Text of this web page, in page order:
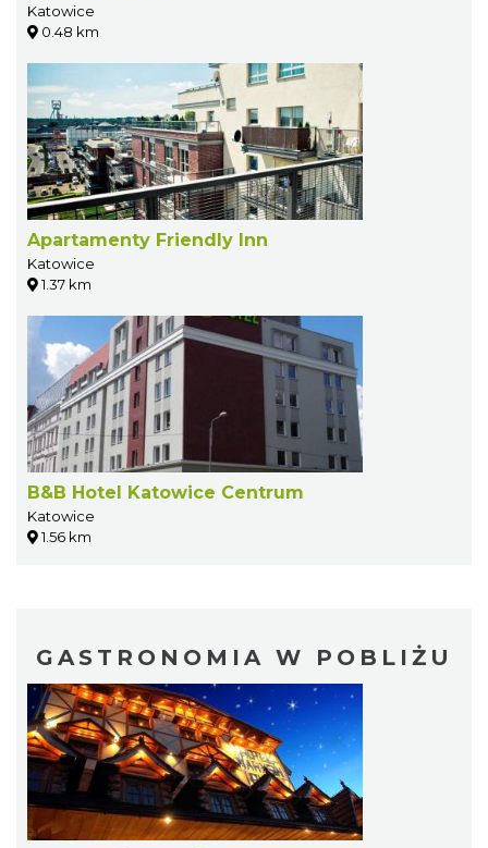
Katowice
0.48 km
Apartamenty Friendly Inn
Katowice
1.37 km
B&B Hotel Katowice Centrum
Katowice
1.56 km
GASTRONOMIA W POBLIŻU